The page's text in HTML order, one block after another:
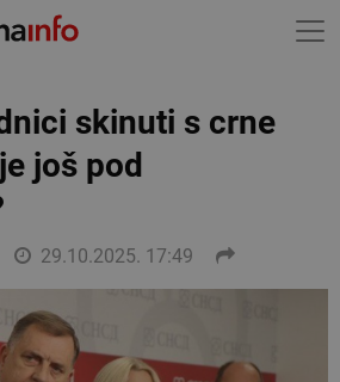
skinuti s crne
još pod
29.10.2025. 17:49